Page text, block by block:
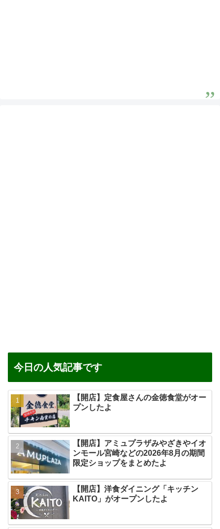
今日の人気記事です
【開店】定食屋さんの金徳食堂がオー
プンしたよ
【開店】アミュプラザみやざきやイオ
ンモール宮崎などの2026年8月の期間
限定ショップをまとめたよ
【開店】洋食ダイニング「キッチン
KAITO」がオープンしたよ